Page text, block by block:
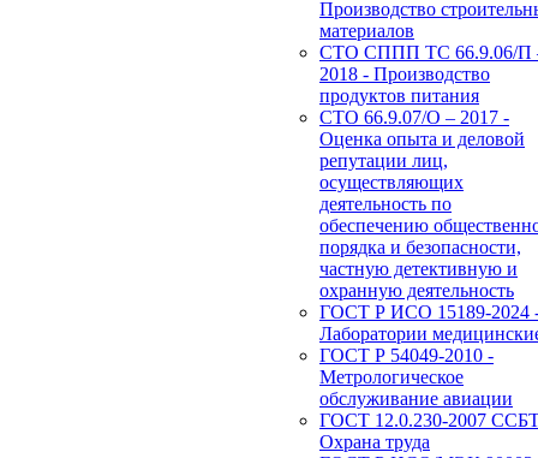
Производство
материалов
СТО СППП ТС 66.9.06/П
2018 - Производство
продуктов питания
СТО 66.9.07/О – 2017 -
Оценка опыта и деловой
репутации лиц,
осуществляющих
деятельность по
обеспечению
порядка и безопасности,
частную детективную и
охранную деятельность
ГОСТ Р ИСО 15189-2024
Лаборатории
ГОСТ Р 54049-2010 -
Метрологическое
обслуживание авиации
ГОСТ 12.0.230-2007
Охрана труда